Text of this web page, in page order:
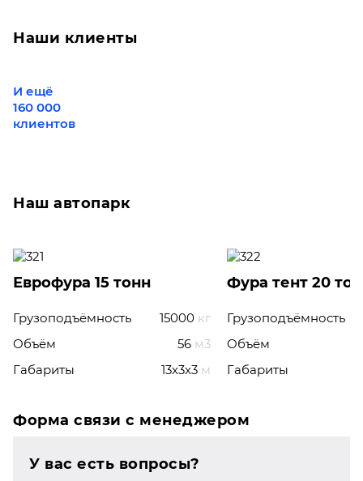
Наши клиенты
И ещё
160 000
клиентов
Наш автопарк
Еврофура 15 тонн
Грузоподъёмность 15000 кг
Объём
56 м3
Габариты
13x3x3 м
Фура тент 20
Грузоподъёмность
Объём
Габариты
Форма связи с менеджером
У вас есть вопросы?